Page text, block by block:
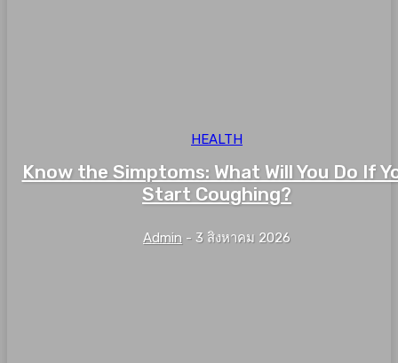
HEALTH
Know the Simptoms: What Will You Do If
Start Coughing?
Admin - 3 สิงหาคม 2026